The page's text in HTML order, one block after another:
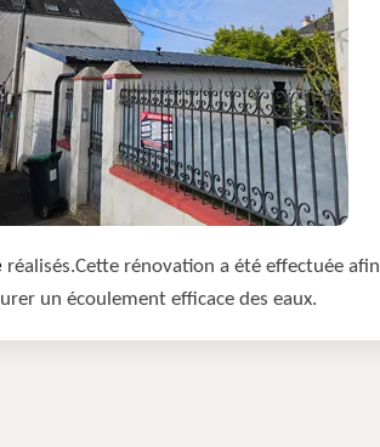
réalisés.Cette rénovation a été effectuée afin
un écoulement efficace des eaux.